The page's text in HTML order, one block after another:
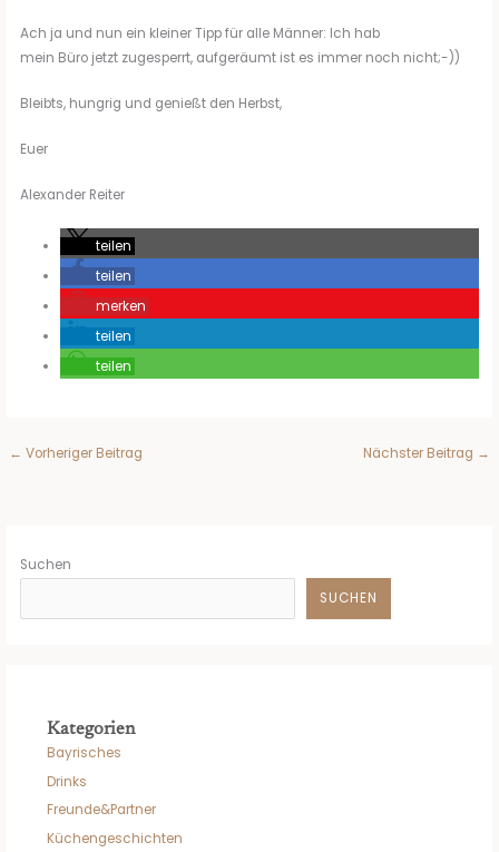
Ach ja und nun ein kleiner Tipp für alle Männer: Ich hab
mein Büro jetzt zugesperrt, aufgeräumt ist es immer noch nicht;-))
Bleibts, hungrig und genießt den Herbst,
Euer
Alexander Reiter
teilen
teilen
merken
teilen
teilen
← Vorheriger Beitrag Nächster Beitrag →
Suchen
SUCHEN
Kategorien
Bayrisches
Drinks
Freunde&Partner
Küchengeschichten